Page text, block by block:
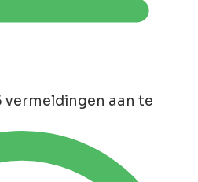
vermeldingen aan te